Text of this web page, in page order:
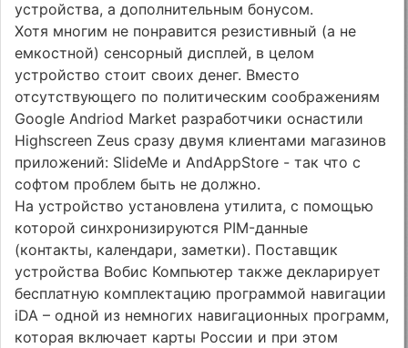
устройства, а дополнительным бонусом.
Хотя многим не понравится резистивный (а не
емкостной) сенсорный дисплей, в целом
устройство стоит своих денег. Вместо
отсутствующего по политическим соображениям
Google Andriod Market разработчики оснастили
Highscreen Zeus сразу двумя клиентами магазинов
приложений: SlideMe и AndAppStore - так что с
софтом проблем быть не должно.
На устройство установлена утилита, с помощью
которой синхронизируются PIM-данные
(контакты, календари, заметки). Поставщик
устройства Вобис Компьютер также декларирует
бесплатную комплектацию программой навигации
iDA – одной из немногих навигационных программ,
которая включает карты России и при этом